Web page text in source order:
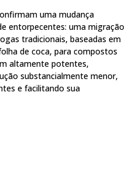
uma mudança
entorpecentes: uma migração
tradicionais, baseadas em
de coca, para compostos
altamente potentes,
substancialmente menor,
e facilitando sua